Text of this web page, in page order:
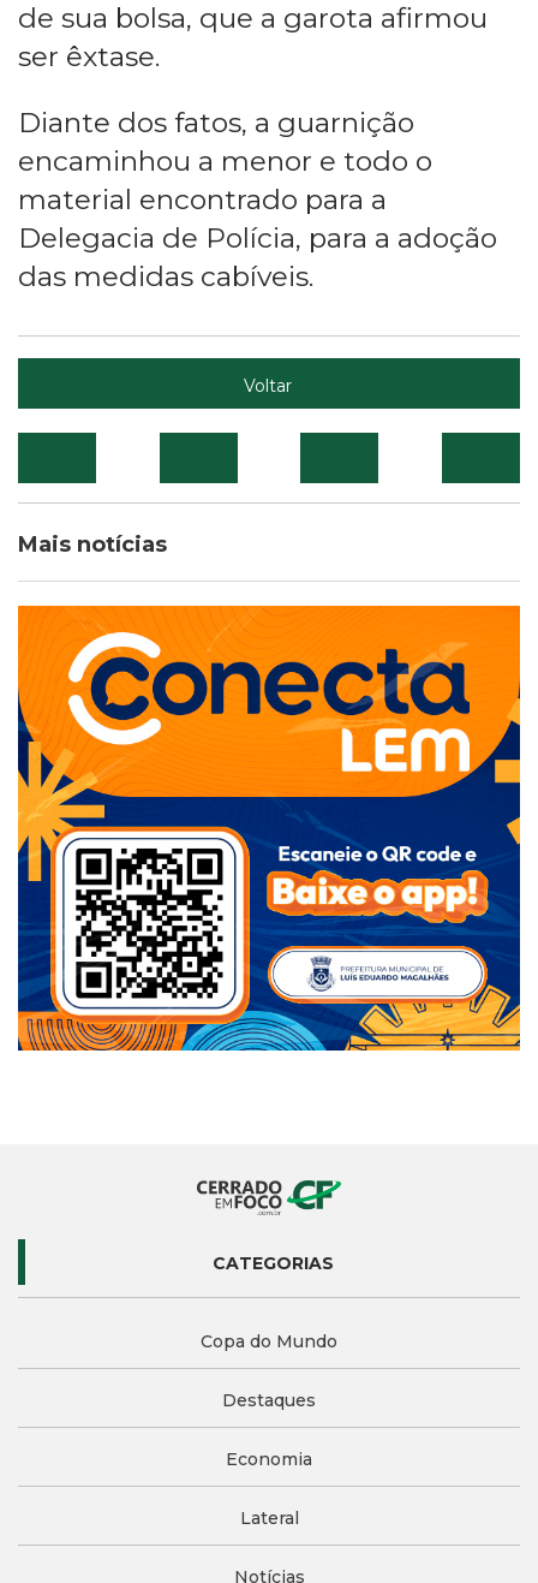
de sua bolsa, que a garota afirmou
ser êxtase.
Diante dos fatos, a guarnição
encaminhou a menor e todo o
material encontrado para a
Delegacia de Polícia, para a adoção
das medidas cabíveis.
Voltar
Mais notícias
CATEGORIAS
Copa do Mundo
Destaques
Economia
Lateral
Notícias